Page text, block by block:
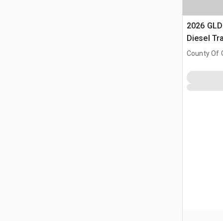
2026
Diesel
(Unused)
County Of